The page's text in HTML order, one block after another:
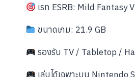
เรท ESRB: Mild
ขนาดเกม: 21.9 GB
รองรับ TV / Tabletop /
เล่นได้เฉพาะบน Nintendo